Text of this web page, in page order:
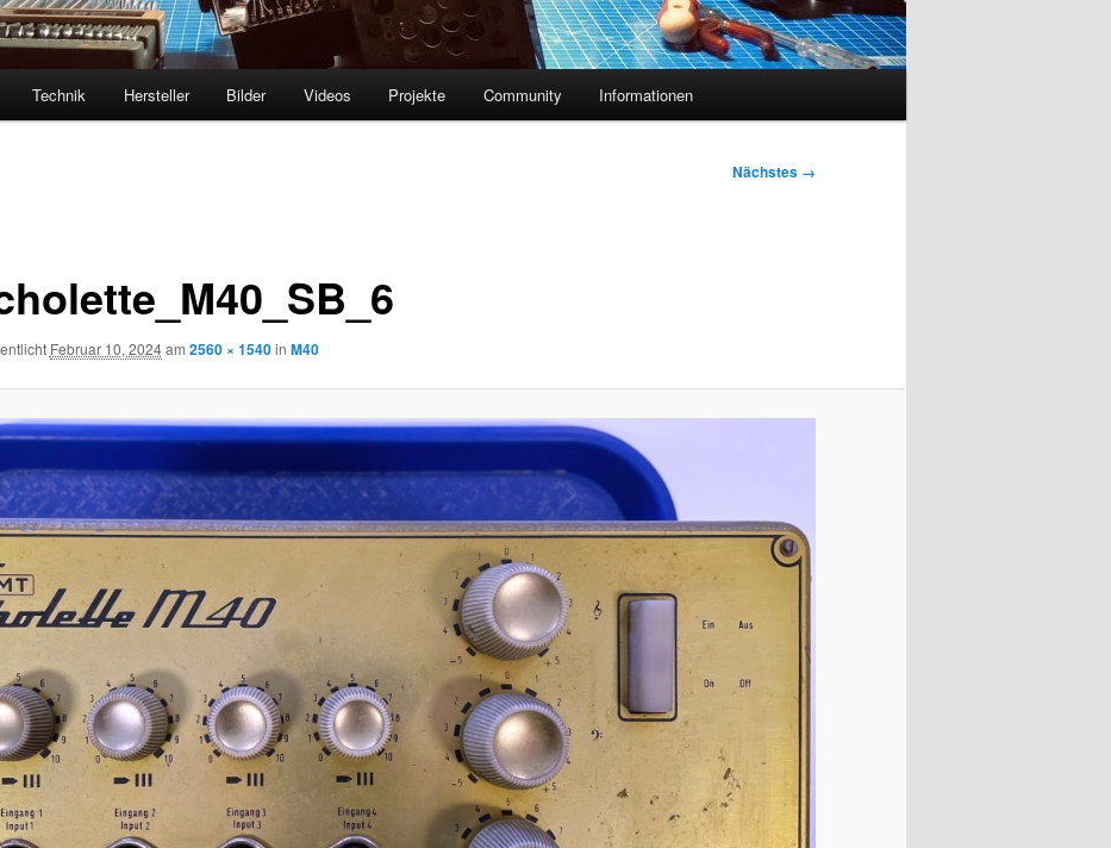
Technik Hersteller Bilder Videos Projekte Community Informationen
Nächstes →
Februar 10, 2024am 2560 × 1540in M40